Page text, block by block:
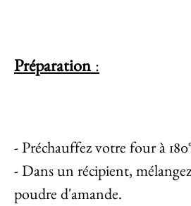
Préparation:
- Préchauffez votre four à
- Dans un récipient,
poudre d'amande.